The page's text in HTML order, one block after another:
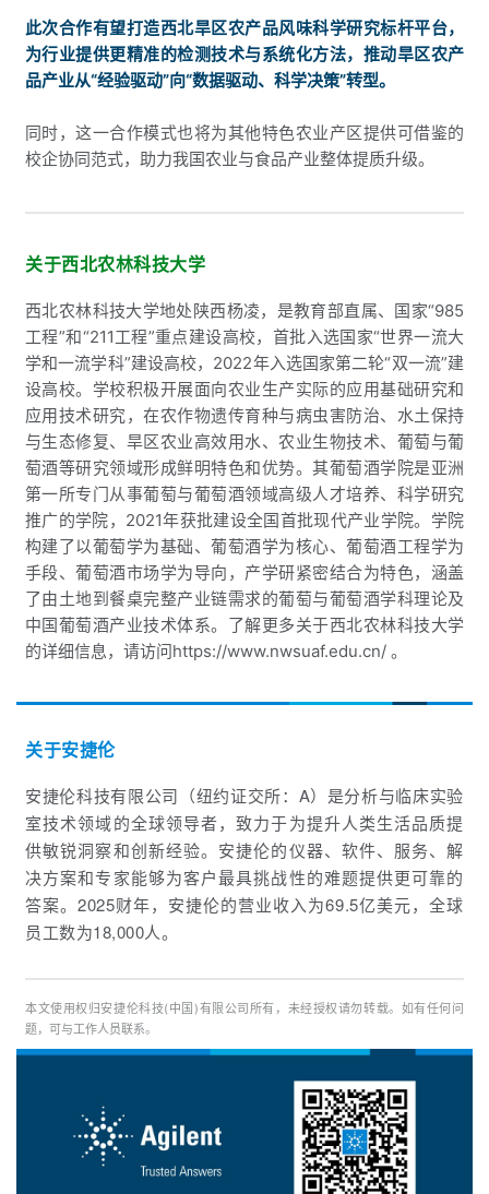
此次合作有望打造西北旱区农产品风味科学研究标杆平台，
为行业提供更精准的检测技术与系统化方法，推动旱区农产
品产业从“经验驱动”向“数据驱动、科学决策”转型。
同时，这一合作模式也将为其他特色农业产区提供可借鉴的
校企协同范式，助力我国农业与食品产业整体提质升级。
关于西北农林科技大学
西北农林科技大学地处陕西杨凌，是教育部直属、国家“985
工程”和“211工程”重点建设高校，首批入选国家“世界一流大
学和一流学科”建设高校，2022年入选国家第二轮“双一流”建
设高校。学校积极开展面向农业生产实际的应用基础研究和
应用技术研究，在农作物遗传育种与病虫害防治、水土保持
与生态修复、旱区农业高效用水、农业生物技术、葡萄与葡
萄酒等研究领域形成鲜明特色和优势。其葡萄酒学院是亚洲
第一所专门从事葡萄与葡萄酒领域高级人才培养、科学研究
推广的学院，2021年获批建设全国首批现代产业学院。学院
构建了以葡萄学为基础、葡萄酒学为核心、葡萄酒工程学为
手段、葡萄酒市场学为导向，产学研紧密结合为特色，涵盖
了由土地到餐桌完整产业链需求的葡萄与葡萄酒学科理论及
中国葡萄酒产业技术体系。了解更多关于西北农林科技大学
的详细信息，请访问https://www.nwsuaf.edu.cn/ 。
关于安捷伦
安捷伦科技有限公司（纽约证交所：A）是分析与临床实验
室技术领域的全球领导者，致力于为提升人类生活品质提
供敏锐洞察和创新经验。安捷伦的仪器、软件、服务、解
决方案和专家能够为客户最具挑战性的难题提供更可靠的
答案。2025财年，安捷伦的营业收入为69.5亿美元，全球
员工数为18,000人。
本文使用权归安捷伦科技(中国)有限公司所有，未经授权请勿转载。如有任何问
题，可与工作人员联系。